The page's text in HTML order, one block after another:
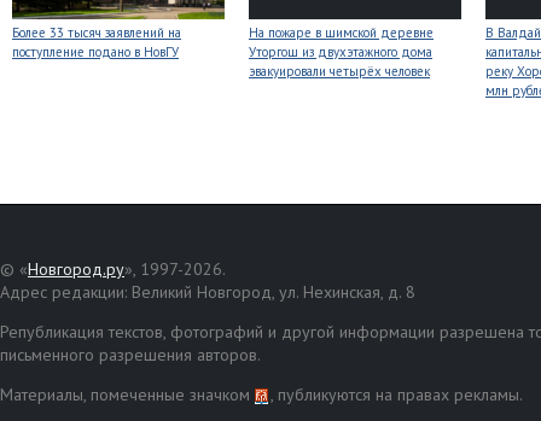
Более 33 тысяч заявлений на
поступление подано в НовГУ
На пожаре в шимской деревне
Уторгош из двухэтажного дома
эвакуировали четырёх человек
В
реку
млн
© «Новгород.ру», 1997-2026.
Адрес редакции: Великий Новгород, ул. Нехинская, д. 8
Републикация текстов, фотографий и другой информации разрешена
письменного разрешения авторов.
Материалы, помеченные значком
, публикуются на правах рекламы.